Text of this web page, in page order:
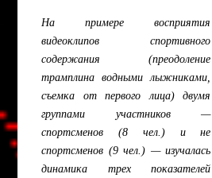
На примере восприятия
видеоклипов спортивного
содержания (преодоление
трамплина водными лыжниками,
съемка от первого лица) двумя
группами участников —
спортсменов (8 чел.) и не
спортсменов (9 чел.) — изучалась
динамика трех показателей